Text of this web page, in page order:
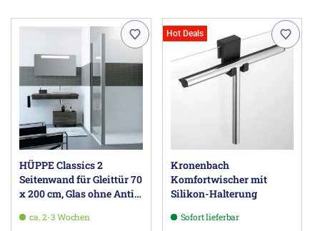
HÜPPE Classics 2
Seitenwand für Gleittür 70
x 200 cm, Glas ohne Anti-
ca. 2-3 Wochen
Hot Deals
Kronenbach
Komfortwischer mit
Silikon-Halterung
Sofort lieferbar